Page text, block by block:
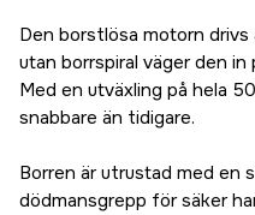
Den borstlösa motorn
utan borrspiral väger den in
Med en utväxling på hela
snabbare än tidigare.
Borren är utrustad med en
dödmansgrepp för säker